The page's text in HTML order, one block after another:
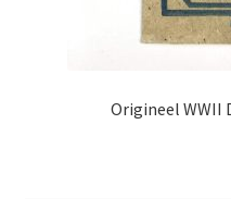
Origineel WWII